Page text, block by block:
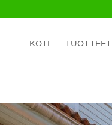
KOTI TUOTTEET